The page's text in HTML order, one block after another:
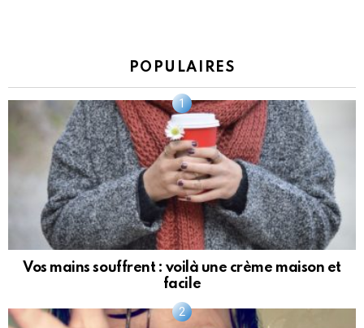
POPULAIRES
Vos mains souffrent : voilà une crème maison et
facile